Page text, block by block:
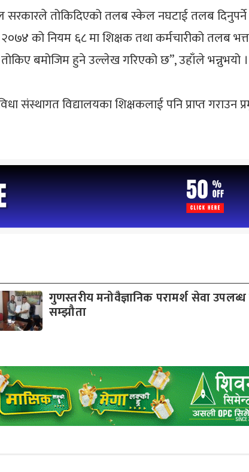
सरकारले तोकिदिएको तलब स्केल नघटाई तलब
को नियम ६८ मा शिक्षक तथा कर्मचारीको तलब
बमोजिम हुने उल्लेख गरिएको छ”, उहाँले भन्नुभयो ।
संस्थागत विद्यालयका शिक्षकलाई पनि प्राप्त गराउन
गुणस्तरीय मनोवैज्ञानिक परामर्श सेवा
सम्झौता